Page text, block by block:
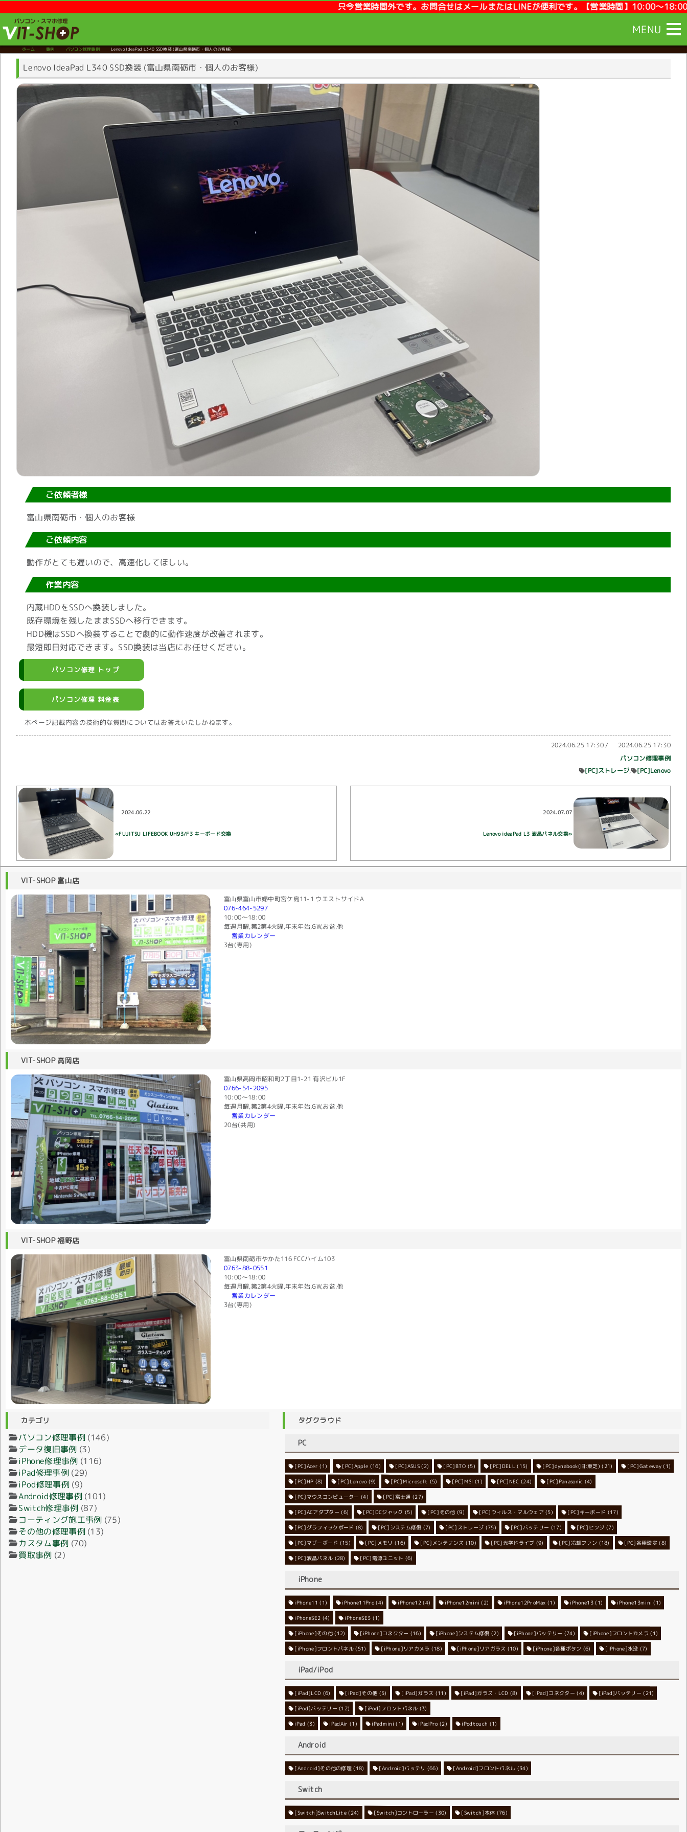
只今営業時間外です。お問合せはメールまたはLINEが便利です。【営業時間】10:00～18:00【定休日】毎週月曜,
MENU
ホーム 事例 パソコン修理事例 Lenovo IdeaPad L340 SSD換装(富山県南砺市・個人のお客様)
Lenovo IdeaPad L340 SSD換装 (富山県南砺市・個人のお客様)
ご依頼者様
富山県南砺市・個人のお客様
ご依頼内容
動作がとても遅いので、高速化してほしい。
作業内容
内蔵HDDをSSDへ換装しました。
既存環境を残したままSSDへ移行できます。
HDD機はSSDへ換装することで劇的に動作速度が改善されます。
最短即日対応できます。SSD換装は当店にお任せください。
パソコン修理 トップ
パソコン修理 料金表
本ページ記載内容の技術的な質問についてはお答えいたしかねます。
2024.06.25 17:30/ 2024.06.25 17:30
パソコン修理事例
[PC]ストレージ [PC]Lenovo
2024.06.22
«FUJITSU LIFEBOOK UH93/F3 キーボード交換
2024.07.07
Lenovo ideaPad L3 液晶パネル交換»
VIT-SHOP 富山店
富山県富山市婦中町宮ケ島11-1 ウエストサイドA
076-464-5297
10:00〜18:00
毎週月曜,第2第4火曜,年末年始,GW,お盆,他
営業カレンダー
3台(専用)
VIT-SHOP 高岡店
富山県高岡市昭和町2丁目1-21 有沢ビル1F
0766-54-2095
10:00〜18:00
毎週月曜,第2第4火曜,年末年始,GW,お盆,他
営業カレンダー
20台(共用)
VIT-SHOP 福野店
富山県南砺市やかた116 FCCハイム103
0763-88-0551
10:00〜18:00
毎週月曜,第2第4火曜,年末年始,GW,お盆,他
営業カレンダー
3台(専用)
カテゴリ
パソコン修理事例(146)
データ復旧事例 (3)
iPhone修理事例 (116)
iPad修理事例(29)
iPod修理事例(9)
Android修理事例(101)
Switch修理事例 (87)
コーティング施工事例 (75)
その他の修理事例(13)
カスタム事例 (70)
買取事例 (2)
タグクラウド
PC
[PC]Acer (1) [PC]Apple(16) [PC]ASUS(2) [PC]BTO (5) [PC]DELL (15) [PC]dynabook(旧:東芝) (21) [PC]Gateway (1)
[PC]HP (8) [PC]Lenovo(9) [PC]Microsoft (5) [PC]MSI (1) [PC]NEC (24) [PC]Panasonic (4)
[PC]マウスコンピューター (4) [PC]富士通 (27)
[PC]ACアダプター (6) [PC]DCジャック (5) [PC]その他 (9) [PC]ウィルス・マルウェア (5) [PC]キーボード (17)
[PC]グラフィックボード (8) [PC]システム修復 (7) [PC]ストレージ (75) [PC]バッテリー (17) [PC]ヒンジ (7)
[PC]マザーボード (15) [PC]メモリ (16) [PC]メンテナンス (10) [PC]光学ドライブ (9) [PC]冷却ファン (18) [PC]各種設定(8)
[PC]液晶パネル (28) [PC]電源ユニット (6)
iPhone
iPhone11 (1) iPhone11Pro(4) iPhone12(4) iPhone12mini (2) iPhone12ProMax (1) iPhone13(1) iPhone13mini (1)
iPhoneSE2 (4) iPhoneSE3 (1)
[iPhone]その他(12) [iPhone]コネクター (16) [iPhone]システム修復 (2) [iPhone]バッテリー (74) [iPhone]フロントカメラ (1)
[iPhone]フロントパネル (51) [iPhone]リアカメラ (18) [iPhone]リアガラス (10) [iPhone]各種ボタン (6) [iPhone]水没 (7)
iPad/iPod
[iPad]LCD (6) [iPad]その他 (5) [iPad]ガラス (11) [iPad]ガラス・LCD (8) [iPad]コネクター (4) [iPad]バッテリー (21)
[iPod]バッテリー (12) [iPod]フロントパネル (3)
iPad (3) iPadAir (1) iPadmini (1) iPadPro(2) iPodtouch (1)
Android
[Android]その他の修理 (18) [Android]バッテリ (66) [Android]フロントパネル(34)
Switch
[Switch]SwitchLite (24) [Switch]コントローラー (30) [Switch]本体 (76)